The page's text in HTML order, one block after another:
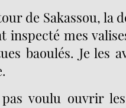
de Sakassou, la
inspecté mes
baoulés. Je les
pas voulu ouvrir